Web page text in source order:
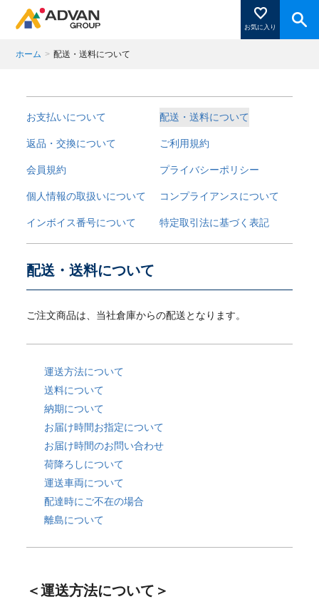
お気に入り
閉じる
ホーム > 配送・送料について
お支払いについて 配送・送料について
返品・交換について ご利用規約
会員規約 プライバシーポリシー
個人情報の取扱いについて コンプライアンスについて
インボイス番号について 特定取引法に基づく表記
配送・送料について
ご注文商品は、当社倉庫からの配送となります。
運送方法について
送料について
納期について
お届け時間お指定について
お届け時間のお問い合わせ
荷降ろしについて
運送車両について
配達時にご不在の場合
離島について
＜運送方法について＞